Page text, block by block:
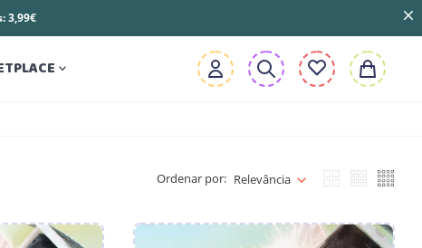
3,99€

Ordenar por: Relevância